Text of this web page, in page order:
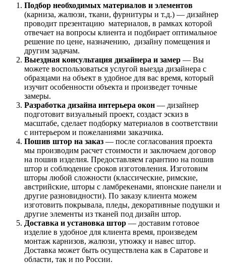
Подбор необходимых материалов и элементов
(карниза, жалюзи, ткани, фурнитуры и т.д.) — дизайнер
проводит презентацию материалов, в рамках которой
отвечает на вопросы клиента и подбирает оптимальное
решение по цене, назначению, дизайну помещения и
другим задачам.
Выездная консультация дизайнера и замер — Вы
можете воспользоваться услугой выезда дизайнера с
образцами на объект в удобное для вас время, который
изучит особенности объекта и произведет точные
замеры.
Разработка дизайна интерьера окон — дизайнер
подготовит визуальный проект, создаст эскиз в
масштабе, сделает подборку материалов в соответствии
с интерьером и пожеланиями заказчика.
Пошив штор на заказ — после согласования проекта
мы производим расчет стоимости и заключаем договор
на пошив изделия. Предоставляем гарантию на пошив
штор и соблюдение сроков изготовления. Изготовим
шторы любой сложности (классические, римские,
австрийские, шторы с ламбрекенами, японские панели и
другие разновидности). По заказу клиента можем
изготовить покрывала, пледы, декоративные подушки и
другие элементы из тканей под дизайн штор.
Доставка и установка штор — доставим готовое
изделие в удобное для клиента время, произведем
монтаж карнизов, жалюзи, утюжку и навес штор.
Доставка может быть осуществлена как в Саратове и
области, так и по России.